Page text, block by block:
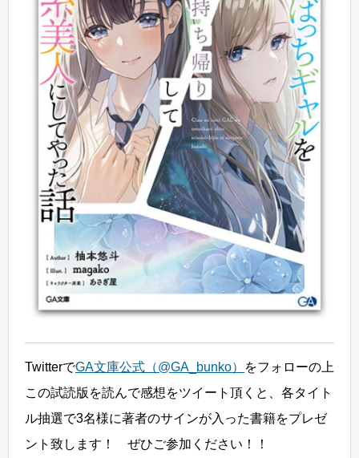
TwitterでGA文庫公式（@GA_bunko）
をフォローの上
この試読版を読んで感想をツイート頂くと、各タイト
ル抽選で3名様に著者のサインが入った書籍をプレゼ
ント致します！ ぜひご参加ください！！